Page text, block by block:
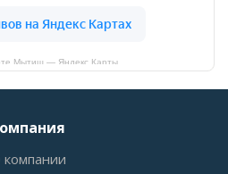
Мытищ — Яндекс Карты